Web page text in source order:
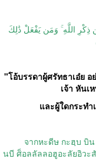
عَن ذِكْرِ اللَّهِ ۚ وَمَن يَفْعَلْ ذَٰلِكَ
"โอ้บรรดาผู้ศรัทธาเอ๋ย
เจ้า หันเ
และผู้ใดกระท
จากหะดีษ กะฮฺบ บิน
นบี ศ็อลลัลลอฮูอะลัยอิวะ